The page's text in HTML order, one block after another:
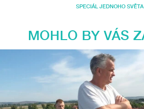
SPECIÁL JEDNOHO SVĚTA
MOHLO BY VÁS